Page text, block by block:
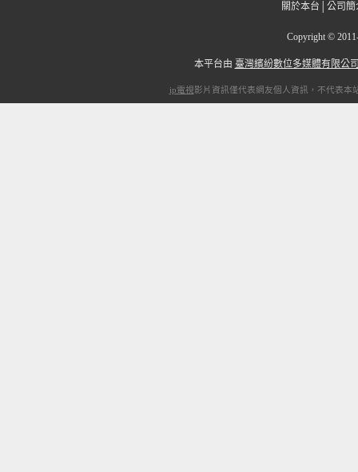
關於本台 公司簡
Copyright ©
本平台由 臺灣繽紛數位多媒體有限公
ip電視影片資訊僅代表網友個人資訊，不代表本